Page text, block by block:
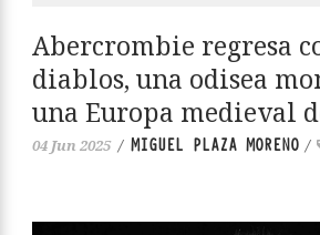
Abercrombie regresa
diablos, una odisea
una Europa medieval
04 Jun 2025 / MIGUEL PLAZA MORENO /